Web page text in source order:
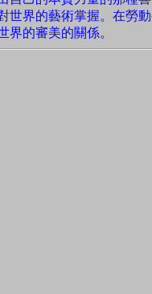
世界的藝術掌握。在勞
界的審美的關係。